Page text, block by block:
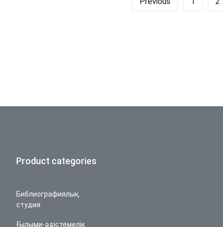
Product categories
Библиографиялық
студия
Ғылыми-әдістемелік